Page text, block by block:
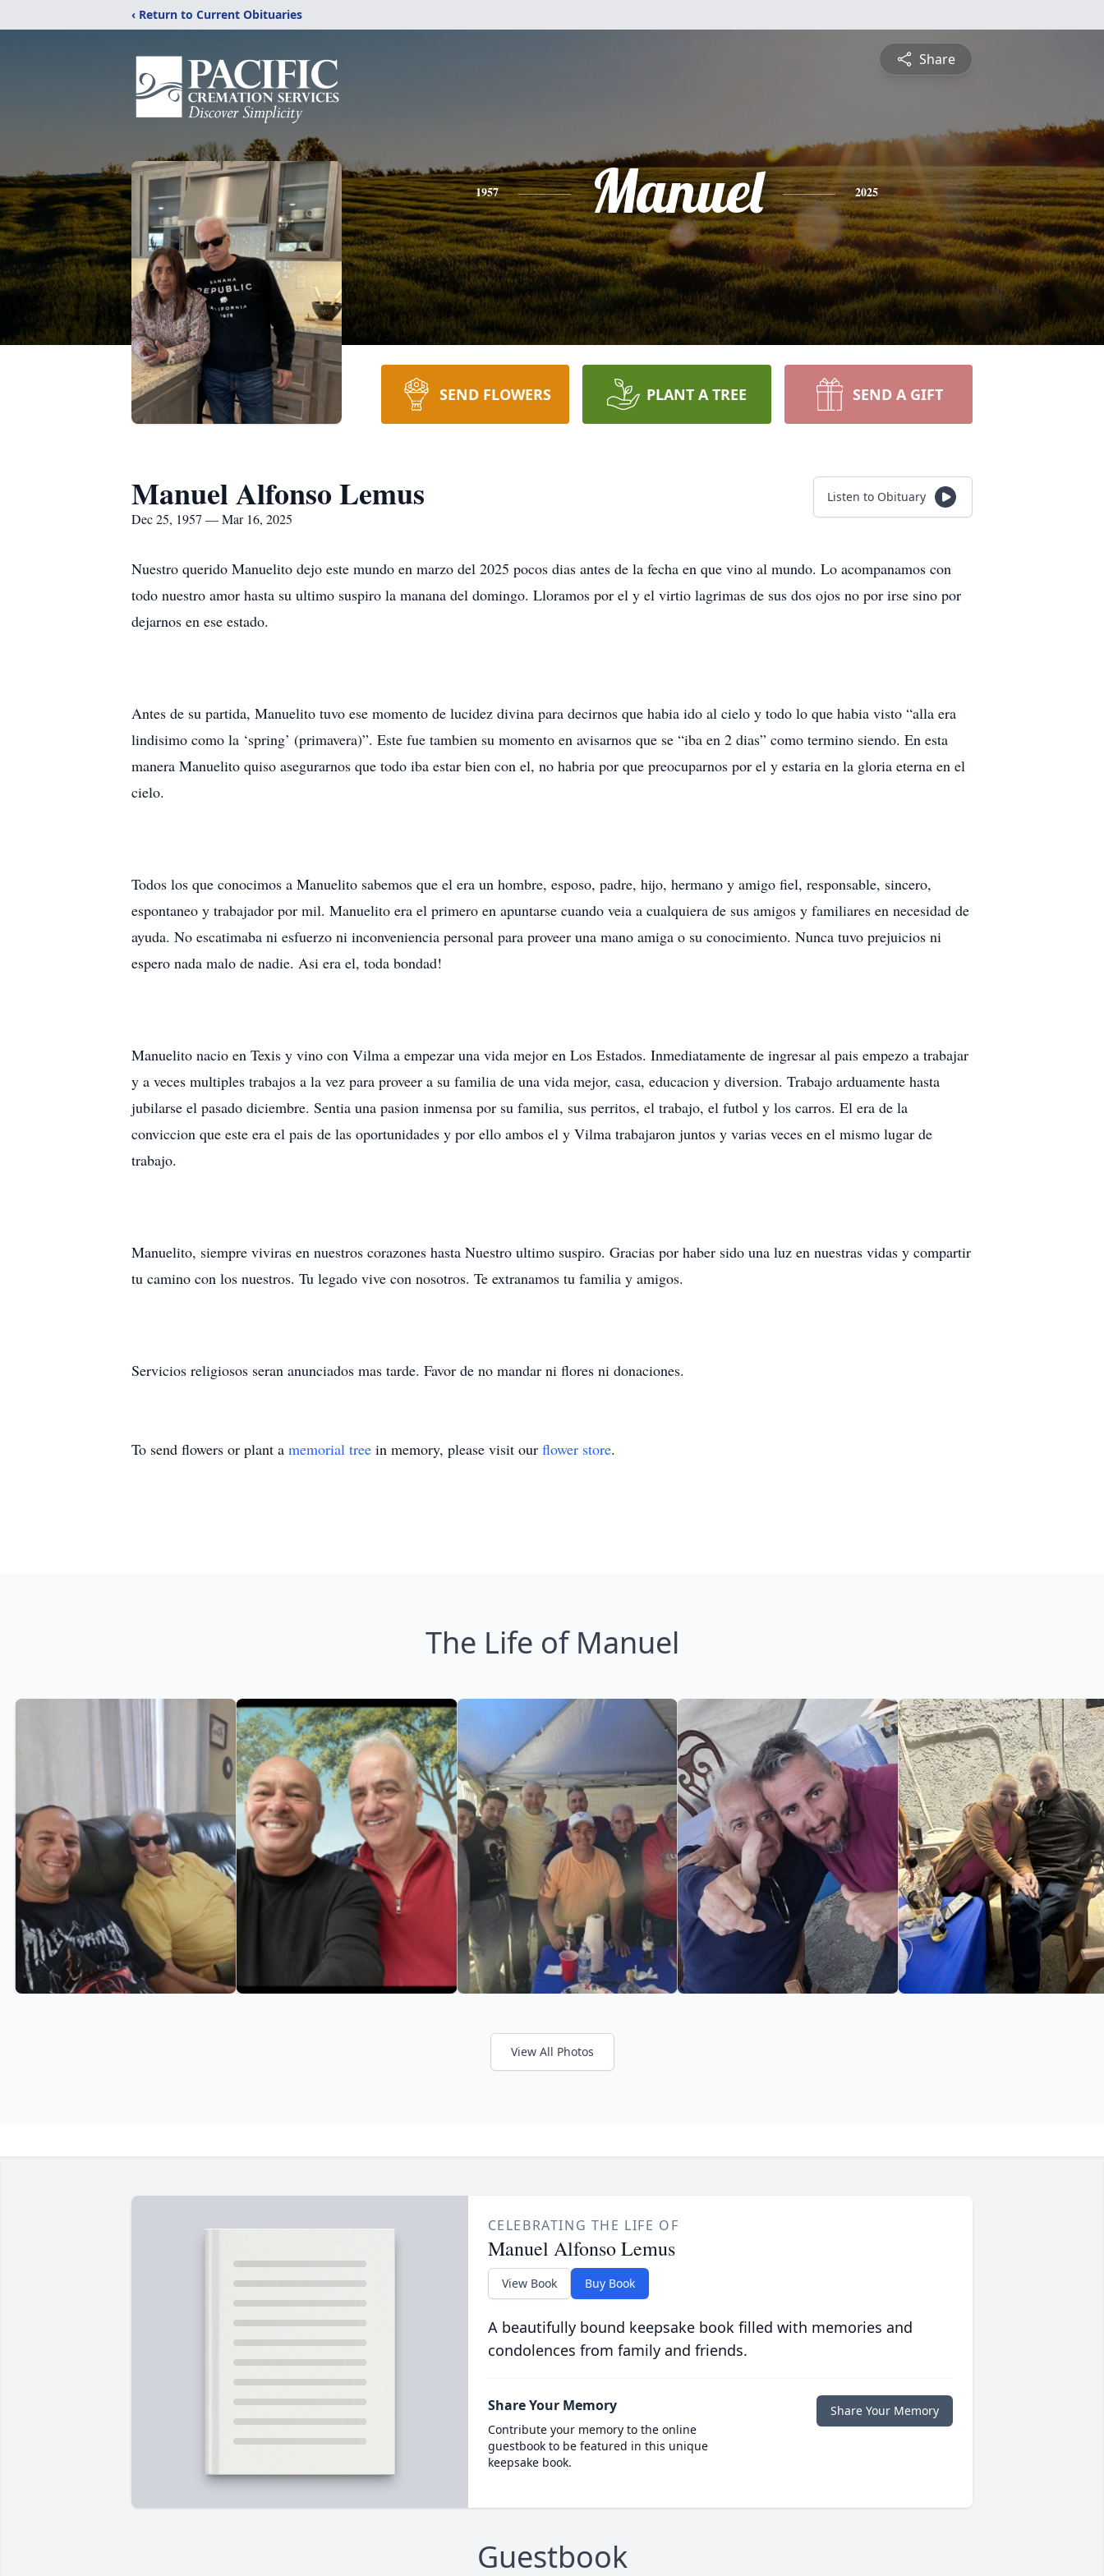
‹ Return to Current Obituaries
Share
1957 Manuel 2025
SEND FLOWERS PLANT A TREE SEND A GIFT
Manuel Alfonso Lemus
Dec 25, 1957 — Mar 16, 2025
Listen to Obituary
Nuestro querido Manuelito dejo este mundo en marzo del 2025 pocos dias antes de la fecha en que vino al mundo. Lo acompanamos con
todo nuestro amor hasta su ultimo suspiro la manana del domingo. Lloramos por el y el virtio lagrimas de sus dos ojos no por irse sino por
dejarnos en ese estado.
Antes de su partida, Manuelito tuvo ese momento de lucidez divina para decirnos que habia ido al cielo y todo lo que habia visto “alla era
lindisimo como la ‘spring’ (primavera)”. Este fue tambien su momento en avisarnos que se “iba en 2 dias” como termino siendo. En esta
manera Manuelito quiso asegurarnos que todo iba estar bien con el, no habria por que preocuparnos por el y estaria en la gloria eterna en el
cielo.
Todos los que conocimos a Manuelito sabemos que el era un hombre, esposo, padre, hijo, hermano y amigo fiel, responsable, sincero,
espontaneo y trabajador por mil. Manuelito era el primero en apuntarse cuando veia a cualquiera de sus amigos y familiares en necesidad de
ayuda. No escatimaba ni esfuerzo ni inconveniencia personal para proveer una mano amiga o su conocimiento. Nunca tuvo prejuicios ni
espero nada malo de nadie. Asi era el, toda bondad!
Manuelito nacio en Texis y vino con Vilma a empezar una vida mejor en Los Estados. Inmediatamente de ingresar al pais empezo a trabajar
y a veces multiples trabajos a la vez para proveer a su familia de una vida mejor, casa, educacion y diversion. Trabajo arduamente hasta
jubilarse el pasado diciembre. Sentia una pasion inmensa por su familia, sus perritos, el trabajo, el futbol y los carros. El era de la
conviccion que este era el pais de las oportunidades y por ello ambos el y Vilma trabajaron juntos y varias veces en el mismo lugar de
trabajo.
Manuelito, siempre viviras en nuestros corazones hasta Nuestro ultimo suspiro. Gracias por haber sido una luz en nuestras vidas y compartir
tu camino con los nuestros. Tu legado vive con nosotros. Te extranamos tu familia y amigos.
Servicios religiosos seran anunciados mas tarde. Favor de no mandar ni flores ni donaciones.
To send flowers or plant a memorial tree in memory, please visit our flower store.
The Life of Manuel
View All Photos
CELEBRATING THE LIFE OF
Manuel Alfonso Lemus
View Book Buy Book
A beautifully bound keepsake book filled with memories and
condolences from family and friends.
Share Your Memory
Contribute your memory to the online
guestbook to be featured in this unique
keepsake book.
Share Your Memory
Guestbook